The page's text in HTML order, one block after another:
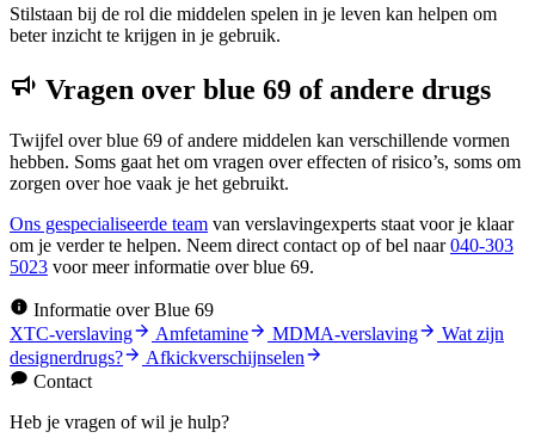
Stilstaan bij de rol die middelen spelen in je leven kan helpen om
beter inzicht te krijgen in je gebruik.
Vragen over blue 69 of andere drugs
Twijfel over blue 69 of andere middelen kan verschillende vormen
hebben. Soms gaat het om vragen over effecten of risico’s, soms om
zorgen over hoe vaak je het gebruikt.
Ons gespecialiseerde team van verslavingexperts staat voor je klaar
om je verder te helpen. Neem direct contact op of bel naar040-303
5023 voor meer informatie over blue 69.
Informatie over Blue 69
XTC-verslaving
Amfetamine MDMA-verslaving
Wat zijn
designerdrugs?
Afkickverschijnselen
Contact
Heb je vragen of wil je hulp?